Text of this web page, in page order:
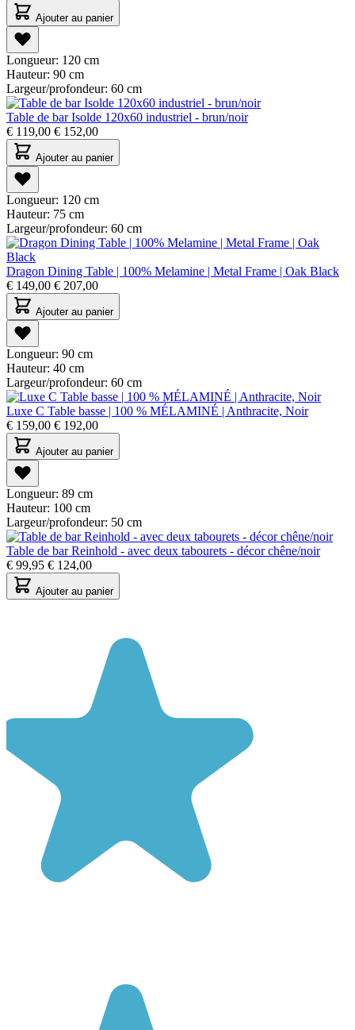
Ajouter au panier
Longueur: 120 cm
Hauteur: 90 cm
Largeur/profondeur: 60 cm
Table de bar Isolde 120x60 industriel - brun/noir
€ 119,00 € 152,00
Ajouter au panier
Longueur: 120 cm
Hauteur: 75 cm
Largeur/profondeur: 60 cm
Dragon Dining Table | 100% Melamine | Metal Frame | Oak Black
€ 149,00 € 207,00
Ajouter au panier
Longueur: 90 cm
Hauteur: 40 cm
Largeur/profondeur: 60 cm
Luxe C Table basse | 100 % MÉLAMINÉ | Anthracite, Noir
€ 159,00 € 192,00
Ajouter au panier
Longueur: 89 cm
Hauteur: 100 cm
Largeur/profondeur: 50 cm
Table de bar Reinhold - avec deux tabourets - décor chêne/noir
€ 99,95 € 124,00
Ajouter au panier